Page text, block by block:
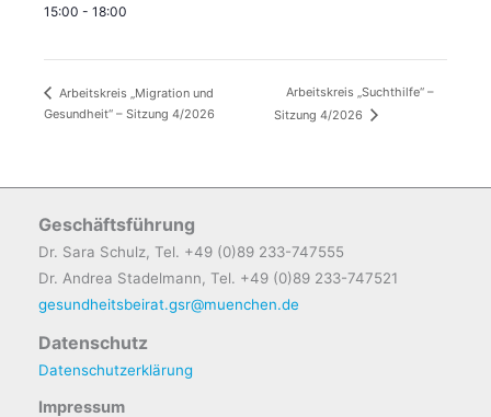
15:00 - 18:00
Arbeitskreis „Migration und
Gesundheit“ – Sitzung 4/2026
Arbeitskreis „Suchthilfe“ –
Sitzung 4/2026
Geschäftsführung
Dr. Sara Schulz, Tel. +49 (0)89 233-747555
Dr. Andrea Stadelmann, Tel. +49 (0)89 233-747521
gesundheitsbeirat.gsr@muenchen.de
Datenschutz
Datenschutzerklärung
Impressum